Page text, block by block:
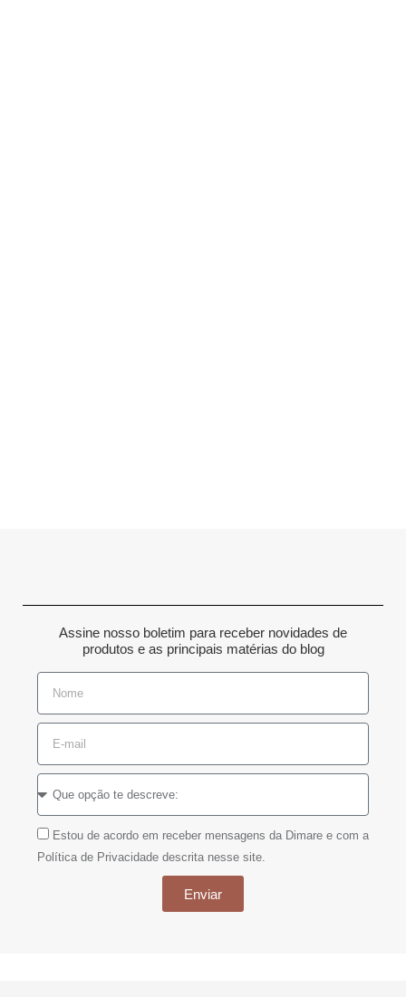
Assine nosso boletim para receber novidades de
produtos e as principais matérias do blog
Estou de acordo em receber mensagens da Dimare e com a
Política de Privacidade descrita nesse site.
Enviar